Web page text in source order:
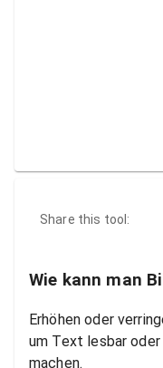
Share this tool:
Wie kann man
Erhöhen oder
um Text lesbar
machen.